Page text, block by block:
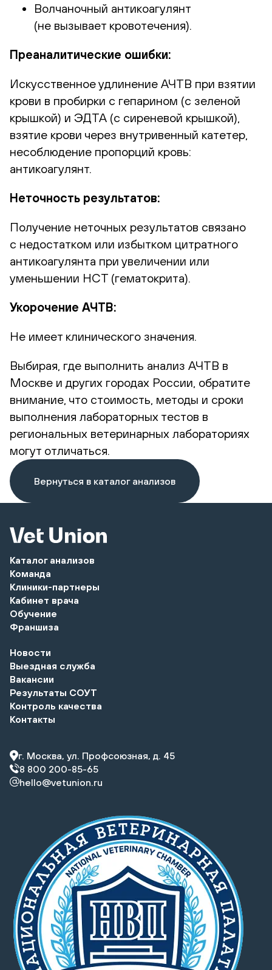
Волчаночный антикоагулянт
(не вызывает кровотечения).
Преаналитические ошибки:
Искусственное удлинение АЧТВ при взятии
крови в пробирки с гепарином (с зеленой
крышкой) и ЭДТА (с сиреневой крышкой),
взятие крови через внутривенный катетер,
несоблюдение пропорций кровь:
антикоагулянт.
Неточность результатов:
Получение неточных результатов связано
с недостатком или избытком цитратного
антикоагулянта при увеличении или
уменьшении HCT (гематокрита).
Укорочение АЧТВ:
Не имеет клинического значения.
Выбирая, где выполнить анализ АЧТВ в
Москве и других городах России, обратите
внимание, что стоимость, методы и сроки
выполнения лабораторных тестов в
региональных ветеринарных лабораториях
могут отличаться.
Вернуться в каталог анализов
Каталог анализов
Команда
Клиники-партнеры
Кабинет врача
Обучение
Франшиза
Новости
Выездная служба
Вакансии
Результаты СОУТ
Контроль качества
Контакты
г. Москва, ул. Профсоюзная, д. 45
8 800 200-85-65
hello@vetunion.ru